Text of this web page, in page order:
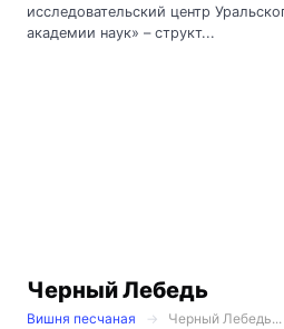
исследовательский центр
академии наук» – структ...
Черный Лебедь
Вишня песчаная
Черный Лебедь...